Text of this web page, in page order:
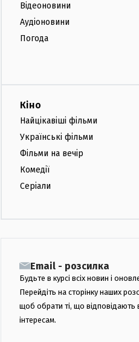
Відеоновини
Аудіоновини
Погода
Кіно
Найцікавіші фільми
Українські фільми
Фільми на вечір
Комедії
Серіали
Email - розсилка
Будьте в курсі всіх новин і
Перейдіть на сторінку наших
щоб обрати ті, що відповідають
інтересам.